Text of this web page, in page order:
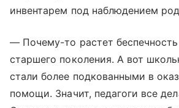
инвентарем под наблюдением
— Почему-то растет беспечность
старшего поколения. А вот
стали более подкованными в
помощи. Значит, педагоги все